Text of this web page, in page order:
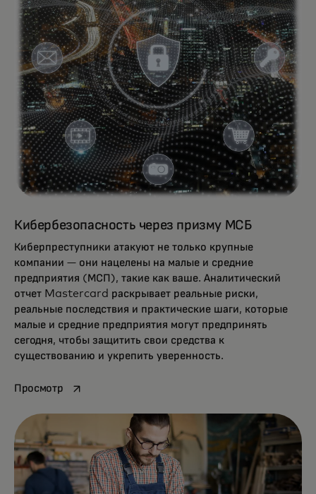
Кибербезопасность через призму МСБ
Киберпреступники атакуют не только крупные
компании — они нацелены на малые и средние
предприятия (МСП), такие как ваше. Аналитический
отчет Mastercard раскрывает реальные риски,
реальные последствия и практические шаги, которые
малые и средние предприятия могут предпринять
сегодня, чтобы защитить свои средства к
существованию и укрепить уверенность.
Просмотрopens in a new tab